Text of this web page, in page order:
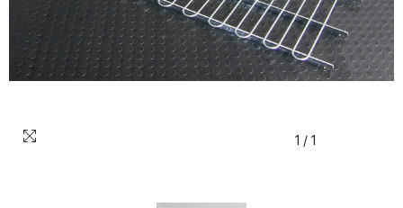
1 / 1